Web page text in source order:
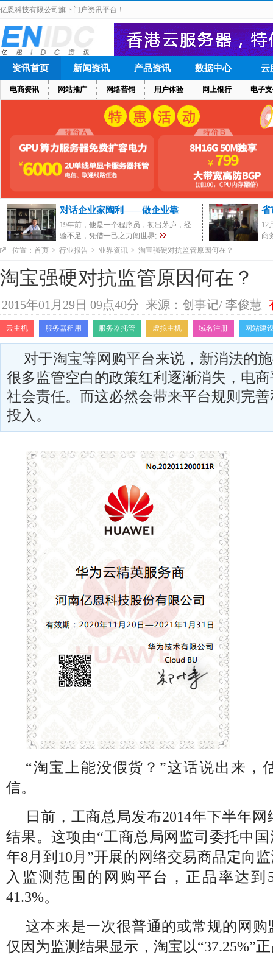
亿恩科技有限公司旗下门户资讯平台！
资讯首页
电商资讯 网站推广 网络营销 用户体验 网上银行 电子
新闻资讯 产品资讯 数据中心 云
对话企业家陶利——做企业靠
19年前，他是一个程序员，初出茅庐，经
验不足，凭借一己之力闯世界;
省
12
商
位置： 首页 > 行业报告 > 业界资讯 > 淘宝强硬对抗监管原因何在？
淘宝强硬对抗监管原因何在？
2015年01月29日 09点40分 来源：创事记/ 李俊慧
云主机 服务器租用 服务器托管 虚拟主机 域名注册 网站建
对于淘宝等网购平台来说，新消法的
很多监管空白的政策红利逐渐消失，电
社会责任。而这必然会带来平台规则完
投入。
“淘宝上能没假货？”这话说出来，
信。
日前，工商总局发布2014年下半年
结果。这项由“工商总局网监司委托中国
年8月到10月”开展的网络交易商品定向
入监测范围的网购平台，正品率达到
41.3%。
这本来是一次很普通的或常规的网
仅因为监测结果显示，淘宝以“37.25%”